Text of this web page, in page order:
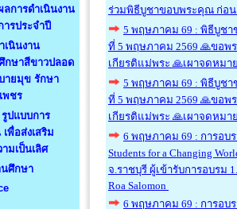
ลการดำเนินงาน
รประจำปี
เนินงาน
กษาสีขาวปลอด
ายมุข รักษา
พชร
ปแบบการ
พื่อส่งเสริม
มเป็นเลิศ
ศึกษา
ร่วมพิธีบูชาขอบพระคุณ ก่อ
5 พฤษภาคม 69 : พิธีบูชา
ที่ 5 พฤษภาคม 2569 🙏ขอพ
เกียรติแม่พระ 🙏เผาจดหม
5 พฤษภาคม 69 : พิธีบูชา
ที่ 5 พฤษภาคม 2569 🙏ขอพ
เกียรติแม่พระ 🙏เผาจดหม
6 พฤษภาคม 69 : การอบ
Students for a Changing
จ.ราชบุรี ผู้เข้ารับการอบรม
Roa Salomon
6 พฤษภาคม 69 : การอ